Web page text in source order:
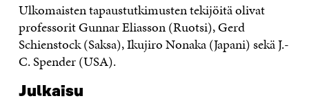
Ulkomaisten tapaustutkimusten tekijöitä olivat
professorit Gunnar Eliasson (Ruotsi), Gerd
Schienstock (Saksa), Ikujiro Nonaka (Japani) sekä J.-
C. Spender (USA).
Julkaisu